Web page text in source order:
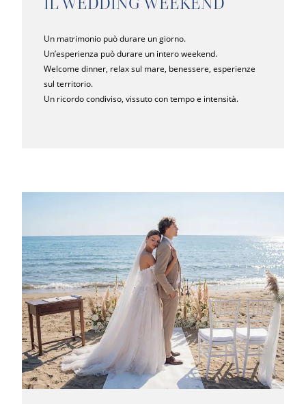
IL WEDDING WEEKEND
Un matrimonio può durare un giorno.
Un’esperienza può durare un intero weekend.
Welcome dinner, relax sul mare, benessere, esperienze
sul territorio.
Un ricordo condiviso, vissuto con tempo e intensità.